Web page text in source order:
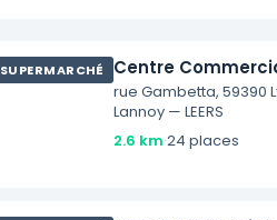
SUPERMARCHÉ Centre
rue Gambetta, 59390
Lannoy — LEERS
2.6 km·24 places